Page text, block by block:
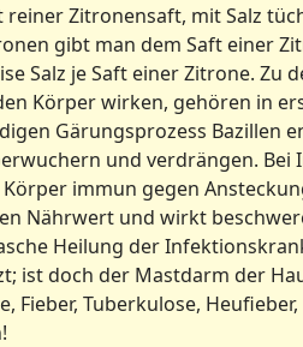
reiner Zitronensaft, mit Salz
gibt man dem Saft einer
Salz je Saft einer Zitrone.
Körper wirken, gehören in
Gärungsprozess Bazillen
und verdrängen.
immun gegen
Nährwert und wirkt
Heilung der
ist doch der Mastdarm der
Tuberkulose,